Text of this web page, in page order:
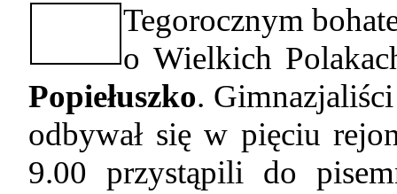
Tegorocznym
o Wielkich
Popiełuszko.
odbywał się w pięciu
9.00 przystąpili do